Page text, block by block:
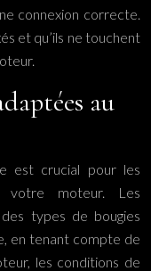
connexion correcte.
et qu’ils ne touchent
au
est crucial pour les
votre moteur. Les
types de bougies
en tenant compte de
les conditions de